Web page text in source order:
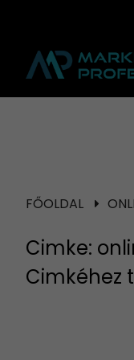
FŐOLDAL
Cimke:
Cimkéhez